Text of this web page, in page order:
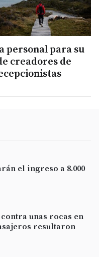
personal para su
creadores de
el ingreso a 8.000
unas rocas en
resultaron